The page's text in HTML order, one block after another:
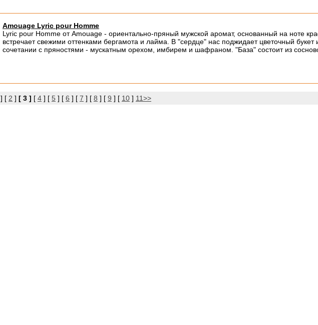
Amouage Lyric pour Homme
Lyric pour Homme от Amouage - ориентально-пряный мужской аромат, основанный на ноте
встречает свежими оттенками бергамота и лайма. В "сердце" нас поджидает цветочный букет
сочетании с пряностями - мускатным орехом, имбирем и шафраном. "База" состоит из
] [ 2 ] [ 3 ] [ 4 ] [ 5 ] [ 6 ] [ 7 ] [ 8 ] [ 9 ] [ 10 ] 11>>